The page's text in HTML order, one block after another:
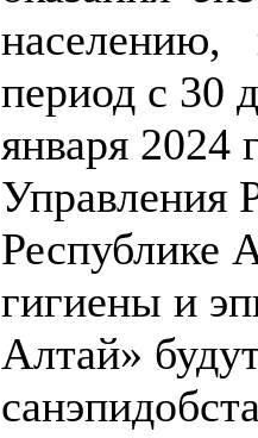
населению,
период с 30
января
Управления
Республике
гигиены и
Алтай»